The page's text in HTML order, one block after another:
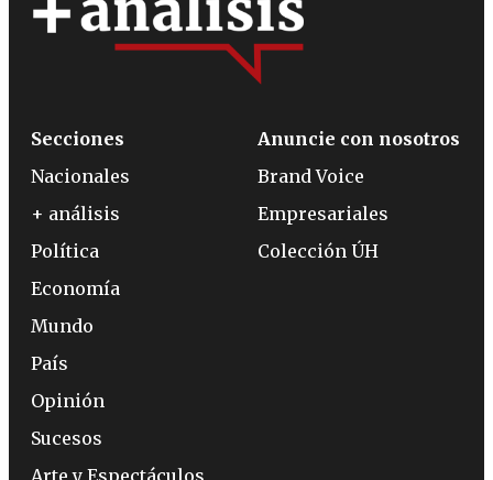
Secciones
Nacionales
+ análisis
Política
Economía
Mundo
País
Opinión
Sucesos
Anuncie con nosotros
Brand Voice
Empresariales
Colección ÚH